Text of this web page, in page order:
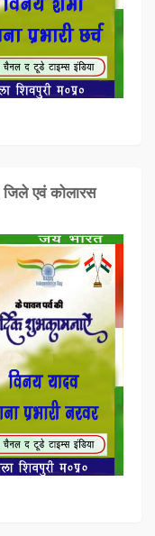
जिले एवं कोलारस